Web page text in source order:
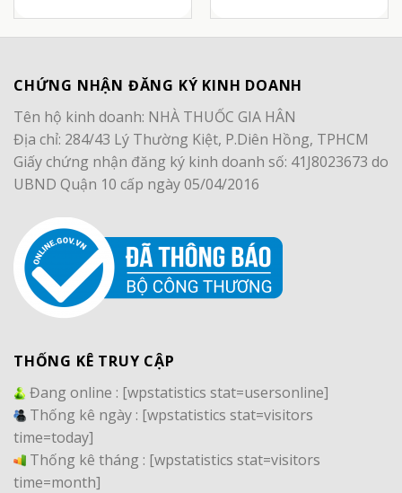
CHỨNG NHẬN ĐĂNG KÝ KINH DOANH
Tên hộ kinh doanh: NHÀ THUỐC GIA HÂN
Địa chỉ: 284/43 Lý Thường Kiệt, P.Diên Hồng, TPHCM
Giấy chứng nhận đăng ký kinh doanh số: 41J8023673 do
UBND Quận 10 cấp ngày 05/04/2016
THỐNG KÊ TRUY CẬP
Đang online : [wpstatistics stat=usersonline]
Thống kê ngày : [wpstatistics stat=visitors
time=today]
Thống kê tháng : [wpstatistics stat=visitors
time=month]